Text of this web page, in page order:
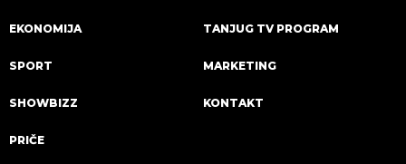
EKONOMIJA
SPORT
SHOWBIZZ
PRIČE
TANJUG TV PROGRAM
MARKETING
KONTAKT